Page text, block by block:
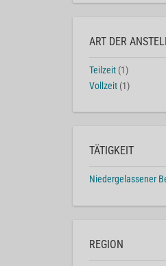
ART DER
Teilzeit (1)
Vollzeit (1)
TÄTIGKEIT
Niedergelassener
REGION